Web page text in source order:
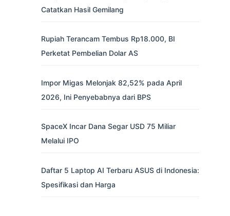
Catatkan Hasil Gemilang
Rupiah Terancam Tembus Rp18.000, BI
Perketat Pembelian Dolar AS
Impor Migas Melonjak 82,52% pada April
2026, Ini Penyebabnya dari BPS
SpaceX Incar Dana Segar USD 75 Miliar
Melalui IPO
Daftar 5 Laptop AI Terbaru ASUS di Indonesia:
Spesifikasi dan Harga